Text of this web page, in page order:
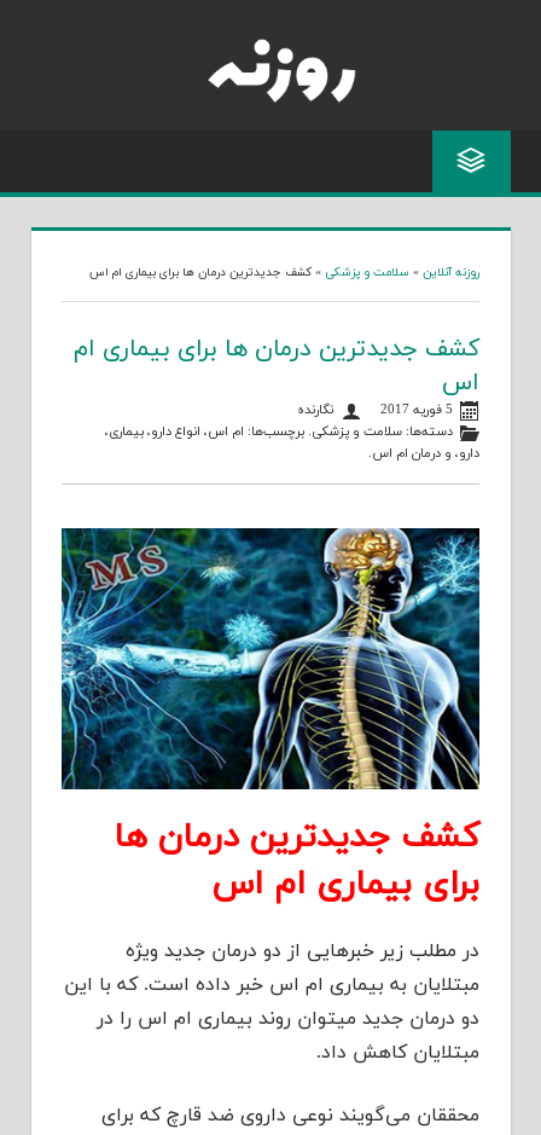
روزنه آنلاین » سلامت و پزشکی » کشف جدیدترین درمان ها برای بیماری ام اس
کشف جدیدترین درمان ها برای بیماری ام
اس
5 فوریه 2017
نگارنده
دسته‌ها:سلامت و پزشکی. برچسب‌ها: ام اس، انواع دارو،بیماری،
دارو، و درمان ام اس.
کشف جدیدترین درمان ها
برای بیماری ام اس
در مطلب زیر خبرهایی از دو درمان جدید ویژه
مبتلایان به بیماری ام اس خبر داده است. که با این
دو درمان جدید میتوان روند بیماری ام اس را در
مبتلایان کاهش داد.
محققان می‌گویند نوعی داروی ضد قارچ که برای